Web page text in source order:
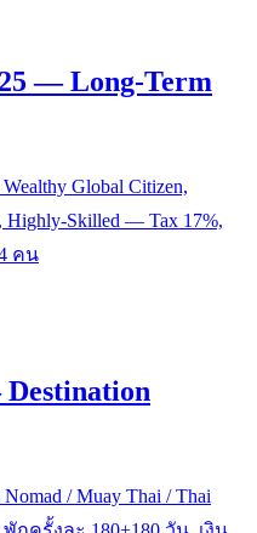
— Long-Term
Global Citizen,
Highly-Skilled — Tax 17%,
คน
/ Muay Thai / Thai